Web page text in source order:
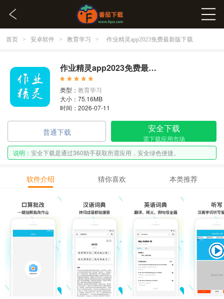
首页 > 安卓软件 > 教育学习 > 作业精灵app2023免费最新版下载
作业精灵app2023免费最新版下载 3.8.21
类型： 教育学习
大小：75.16MB
时间：2026-07-11
普通下载 安全下载
需下载应用市场
说明： 安全下载是通过360助手获取所需应用，安全绿色便捷。
软件介绍 猜你喜欢 本类推荐